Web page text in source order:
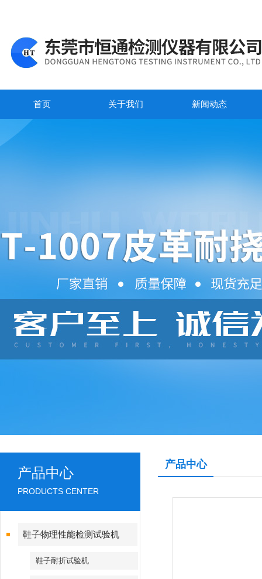
首页 关于我们 新闻动态
产品中心
PRODUCTS CENTER
鞋子物理性能检测试验机
鞋子耐折试验机
产品中心